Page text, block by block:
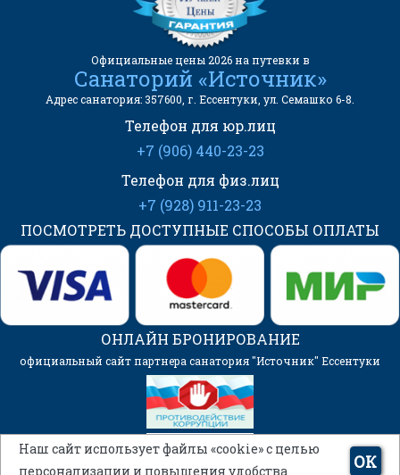
Официальные цены 2026 на путевки в
Санаторий «Источник»
Адрес санатория: 357600, г. Ессентуки, ул. Семашко 6-8.
Телефон для юр.лиц
+7 (906) 440-23-23
Телефон для физ.лиц
+7 (928) 911-23-23
ПОСМОТРЕТЬ ДОСТУПНЫЕ СПОСОБЫ ОПЛАТЫ
ОНЛАЙН БРОНИРОВАНИЕ
официальный сайт партнера санатория "Источник" Ессентуки
ОК
Наш сайт использует файлы «cookie» с целью
персонализации и повышения удобства